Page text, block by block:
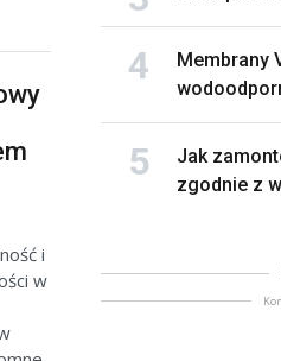
i
w
Membrany
Jak
zgodnie z